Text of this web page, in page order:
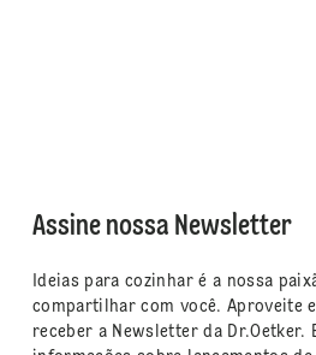
Assine nossa Newsletter
Ideias para cozinhar é a nossa
compartilhar com você. Aproveite
receber a Newsletter da Dr.Oetker.